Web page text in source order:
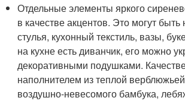
Отдельные элементы яркого
в качестве акцентов. Это могут быть
стулья, кухонный текстиль, вазы,
на кухне есть диванчик, его можно
декоративными подушками.
наполнителем из теплой
воздушно-невесомого бамбука,